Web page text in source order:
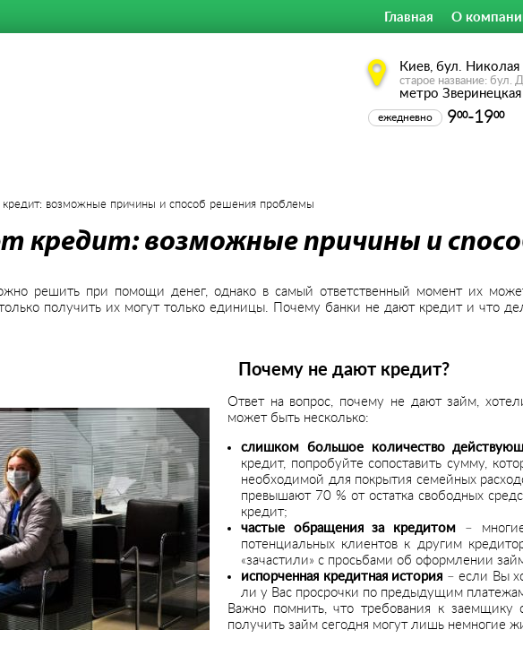
Главная О
Киев, бул.
старое название:
метро
ежедневно 900-1900
возможные причины и способ решения проблемы
кредит: возможные причины и
решить при помощи денег, однако в самый ответственный момент их
получить их могут только единицы. Почему банки не дают кредит и что
Почему не дают кредит?
Ответ на вопрос, почему не дают займ,
может быть несколько:
слишком большое количество
кредит, попробуйте сопоставить сумму,
необходимой для покрытия семейных
превышают 70 % от остатка свободных
кредит;
частые обращения за кредитом –
потенциальных клиентов к другим
«зачастили» с просьбами об оформлении
испорченная кредитная история – если Вы
ли у Вас просрочки по предыдущим
Важно помнить, что требования к заемщику
получить займ сегодня могут лишь немногие